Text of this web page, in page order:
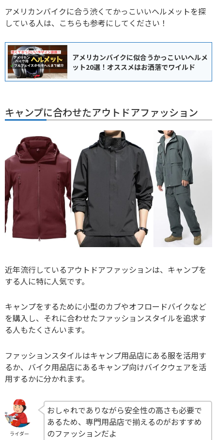
アメリカンバイクに合う渋くてかっこいいヘルメットを探
している人は、こちらも参考にしてください！
アメリカンバイクに似合うかっこいいヘルメ
ット20選！オススメはお洒落でワイルド
キャンプに合わせたアウトドアファッション
近年流行しているアウトドアファッションは、キャンプを
する人に特に人気です。
キャンプをするために小型のカブやオフロードバイクなど
を購入し、それに合わせたファッションスタイルを追求す
る人もたくさんいます。
ファッションスタイルはキャンプ用品店にある服を活用す
るか、バイク用品店にあるキャンプ向けバイクウェアを活
用するかに分かれます。
ライダー
おしゃれでありながら安全性の高さも必要で
あるため、専門用品店で揃えるのがおすすめ
のファッションだよ